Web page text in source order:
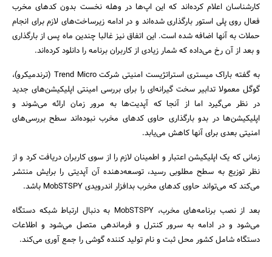
کارشناسان اعلام کرده‌اند که این اپ‌ها در وهله نخست بدون کدهای مخرب
فعال روی پلی استور بارگذاری شده‌اند و در ادامه زیرساخت‌های لازم برای انجام
حملات به آنها اضافه شده است. این اتفاق نیز غالبا چندین ماه پس از بارگذاری
و بعد از آن رخ می‌داده که شمار زیادی از کاربران برنامه را دانلود کرده‌اند.
به گفته باراک میستری استراتژیست امنیتی شرکت Trend Micro (ترندمیکرو)،
گوگل معمولا تدابیر سخت گیرانه‌ای را برای بررسی امینتی اپلیکیشن‌های جدید
در نظر می‌گیرد اما از آنجا که آپدیت‌ها به مرور زمان ارائه می‌شوند و
اپلیکیشن‌ها در بدو بارگذاری حاوی کدهای مخرب نبوده‌اند سطح بررسی‌های
امنیتی بعدی برای آنها کاهش می‌یابد.
زمانی که یک اپلیکیشن اعتبار و اطمینان لازم را از سوی کاربران دریافت کرد و از
نظر توزیع به سطح مطلوبی رسید، توسعه‌دهنده آن آپدیتی را برایش منتشر
می‌کند که می‌تواند حاوی کدهای مخرب بدافزار اندرویدی MobSTSPY باشد.
بعد از نصب برنامه‌های مخرب، MobSTSPY به دنبال ارتباط شبکه دستگاه
می‌شود و در ادامه به سرور کنترل و فرماندهی متصل می‌شود و اطلاعات
دستگاه شامل کشور محل ثبت و نام تولید کننده گوشی را جمع آوری می‌کند.